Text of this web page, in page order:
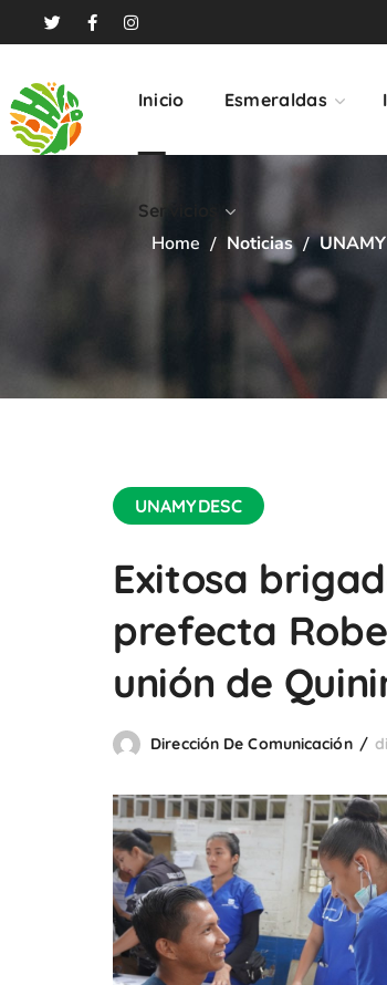
Inicio Esmeraldas
Servicios
Home Noticias
UNAMYDESC
Exitosa
prefecta
unión de
Dirección De Comunicación